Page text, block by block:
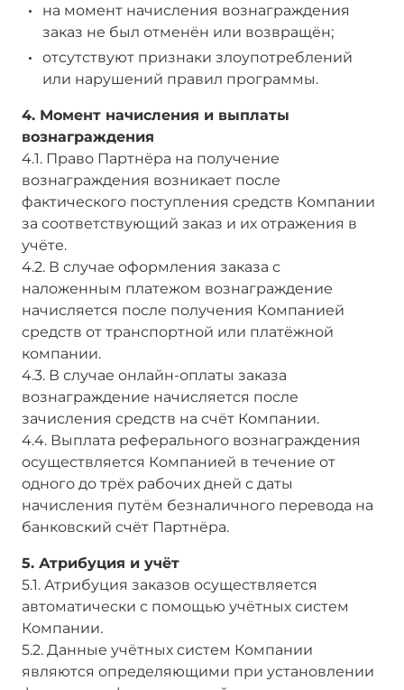
на момент начисления вознаграждения
заказ не был отменён или возвращён;
отсутствуют признаки злоупотреблений
или нарушений правил программы.
4. Момент начисления и выплаты
вознаграждения
4.1. Право Партнёра на получение
вознаграждения возникает после
фактического поступления средств Компании
за соответствующий заказ и их отражения в
учёте.
4.2. В случае оформления заказа с
наложенным платежом вознаграждение
начисляется после получения Компанией
средств от транспортной или платёжной
компании.
4.3. В случае онлайн-оплаты заказа
вознаграждение начисляется после
зачисления средств на счёт Компании.
4.4. Выплата реферального вознаграждения
осуществляется Компанией в течение от
одного до трёх рабочих дней с даты
начисления путём безналичного перевода на
банковский счёт Партнёра.
5. Атрибуция и учёт
5.1. Атрибуция заказов осуществляется
автоматически с помощью учётных систем
Компании.
5.2. Данные учётных систем Компании
являются определяющими при установлении